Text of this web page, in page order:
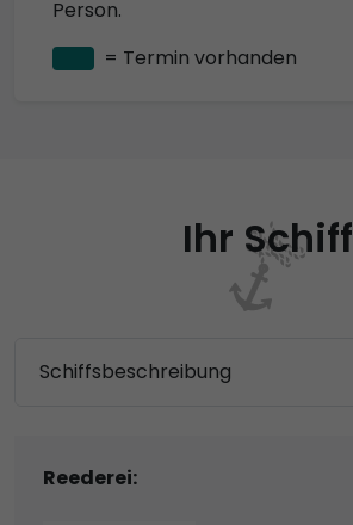
Person.
= Termin vorhanden
Ihr Schiff
Schiffsbeschreibung
Reederei: